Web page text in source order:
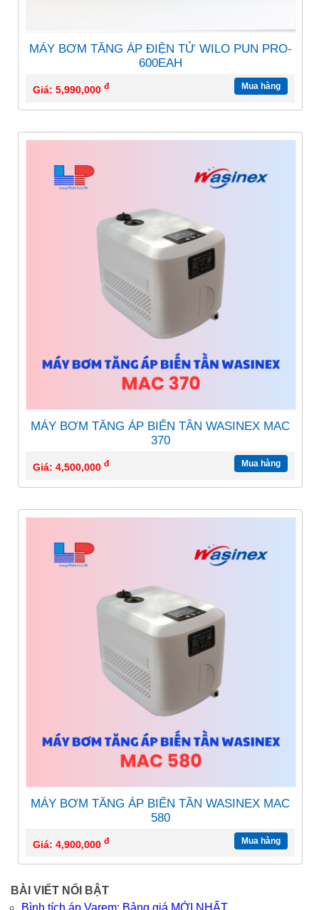
MÁY BƠM TĂNG ÁP ĐIỆN TỬ WILO PUN PRO-
600EAH
Giá: 5,990,000 đ Mua hàng
MÁY BƠM TĂNG ÁP BIẾN TẦN WASINEX MAC
370
Giá: 4,500,000 đ Mua hàng
MÁY BƠM TĂNG ÁP BIẾN TẦN WASINEX MAC
580
Giá: 4,900,000 đ Mua hàng
BÀI VIẾT NỔI BẬT